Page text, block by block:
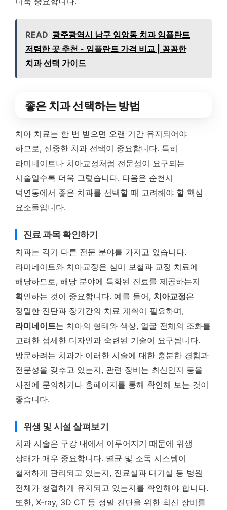
READ 광주광역시 남구 임암동 치과 임플란트
저렴한 곳 추천 - 임플란트 가격 비교 | 꼼꼼한
치과 선택 가이드
좋은 치과 선택하는 방법
치아 치료는 한 번 받으면 오랜 기간 유지되어야
하므로, 신중한 치과 선택이 중요합니다. 특히
라미네이트나 치아교정처럼 전문성이 요구되는
시술일수록 더욱 그렇습니다. 다음은 순천시
덕연동에서 좋은 치과를 선택할 때 고려해야 할 핵심
요소들입니다.
진료 과목 확인하기
치과는 각기 다른 전문 분야를 가지고 있습니다.
라미네이트와 치아교정은 심미 보철과 교정 치료에
해당하므로, 해당 분야에 특화된 진료를 제공하는지
확인하는 것이 중요합니다. 예를 들어, 치아교정은
정밀한 진단과 장기간의 치료 계획이 필요하며,
라미네이트는 치아의 형태와 색상, 얼굴 전체의 조화를
고려한 섬세한 디자인과 숙련된 기술이 요구됩니다.
방문하려는 치과가 이러한 시술에 대한 충분한 경험과
전문성을 갖추고 있는지, 관련 장비는 최신인지 등을
사전에 문의하거나 홈페이지를 통해 확인해 보는 것이
좋습니다.
위생 및 시설 살펴보기
치과 시술은 구강 내에서 이루어지기 때문에 위생
상태가 매우 중요합니다. 멸균 및 소독 시스템이
철저하게 관리되고 있는지, 진료실과 대기실 등 병원
전체가 청결하게 유지되고 있는지를 확인해야 합니다.
또한, X-ray, 3D CT 등 정밀 진단을 위한 최신 장비를